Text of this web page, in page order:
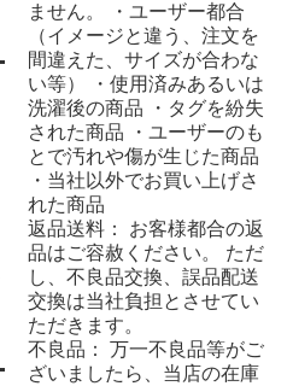
ません。 ・ユーザー都合
（イメージと違う、注文を
間違えた、サイズが合わな
い等） ・使用済みあるいは
洗濯後の商品 ・タグを紛失
された商品 ・ユーザーのも
とで汚れや傷が生じた商品
・当社以外でお買い上げさ
れた商品
返品送料： お客様都合の返
品はご容赦ください。 ただ
し、不良品交換、誤品配送
交換は当社負担とさせてい
ただきます。
不良品： 万一不良品等がご
ざいましたら、当店の在庫